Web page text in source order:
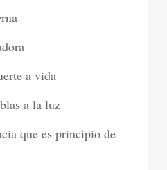
a vida
a la luz
que es principio de